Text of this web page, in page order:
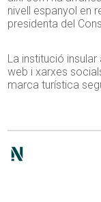
nivell espanyol en
presidenta del
La institució
web i xarxes
marca turística